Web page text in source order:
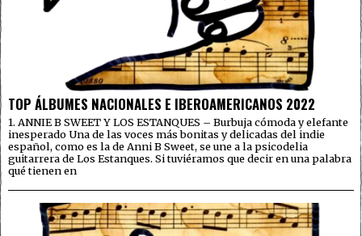
TOP ÁLBUMES NACIONALES E IBEROAMERICANOS 2022
1. ANNIE B SWEET Y LOS ESTANQUES – Burbuja cómoda y elefante
inesperado Una de las voces más bonitas y delicadas del indie
español, como es la de Anni B Sweet, se une a la psicodelia
guitarrera de Los Estanques. Si tuviéramos que decir en una palabra
qué tienen en